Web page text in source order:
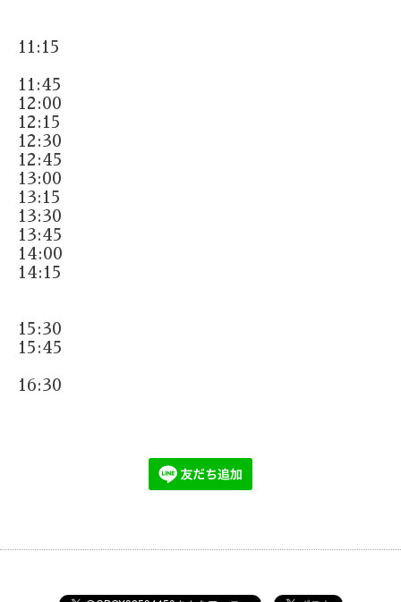
11:15
11:45
12:00
12:15
12:30
12:45
13:00
13:15
13:30
13:45
14:00
14:15
15:30
15:45
16:30